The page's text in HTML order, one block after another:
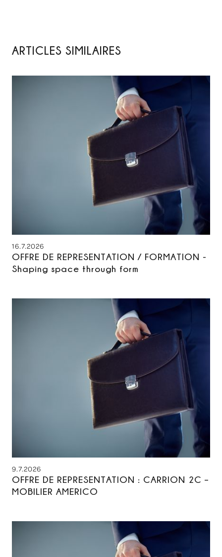
ARTICLES SIMILAIRES
16.7.2026
OFFRE DE REPRESENTATION / FORMATION -
Shaping space through form
9.7.2026
OFFRE DE REPRESENTATION : CARRION 2C –
MOBILIER AMERICO